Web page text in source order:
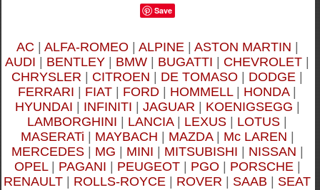
Save
AC | ALFA-ROMEO | ALPINE | ASTON MARTIN |
AUDI | BENTLEY | BMW | BUGATTI | CHEVROLET |
CHRYSLER | CITROEN | DE TOMASO | DODGE |
FERRARI | FIAT | FORD | HOMMELL| HONDA|
HYUNDAI | INFINITI | JAGUAR | KOENIGSEGG |
LAMBORGHINI | LANCIA| LEXUS | LOTUS |
MASERATi | MAYBACH | MAZDA| Mc LAREN |
MERCEDES| MG | MINI | MITSUBISHI | NISSAN |
OPEL| PAGANI | PEUGEOT| PGO | PORSCHE |
RENAULT | ROLLS-ROYCE | ROVER | SAAB | SEAT